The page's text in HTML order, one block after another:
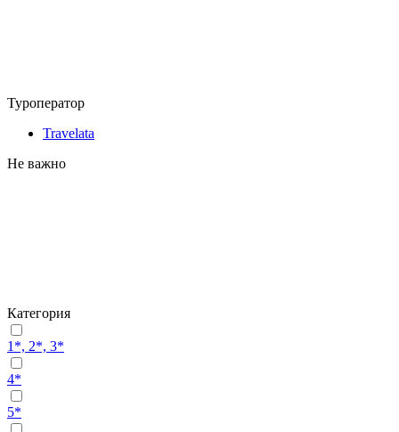
Туроператор
Travelata
Не важно
Категория
1*, 2*, 3*
4*
5*